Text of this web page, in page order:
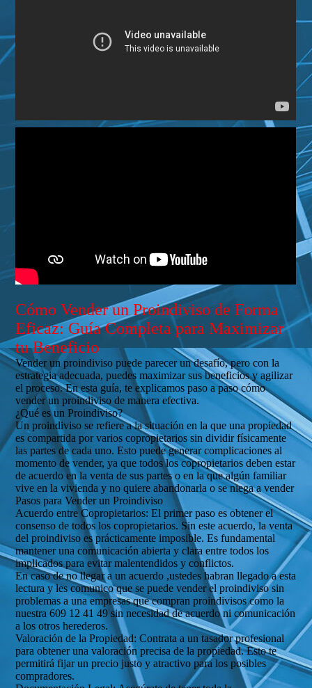
Cómo Vender un Proindiviso de Forma
Eficaz: Guía Completa para Maximizar
tu Beneficio
Vender un proindiviso puede parecer un desafío, pero con la
estrategia adecuada, puedes maximizar sus beneficios y agilizar
el proceso. En esta guía, te explicamos paso a paso cómo
vender un proindiviso de manera efectiva.
¿Qué es un Proindiviso?
Un proindiviso se refiere a la situación en la que una propiedad
es compartida por varios copropietarios sin dividir físicamente
las partes de cada uno. Esto puede generar complicaciones al
momento de vender, ya que todos los copropietarios deben estar
de acuerdo en la venta de sus partes o en la que algún familiar
vive en la vivienda y no quiere abandonarla o se niega a vender
Pasos para Vender un Proindiviso
Acuerdo entre Copropietarios: El primer paso es obtener el
consenso de todos los copropietarios. Sin este acuerdo, la venta
del proindiviso es prácticamente imposible. Es fundamental
mantener una comunicación abierta y clara entre todos los
implicados para evitar malentendidos y conflictos.
En caso de no llegar a un acuerdo ,ustedes habran llegado a esta
lectura y les comunico que se puede vender el proindiviso sin
problemas a una empresas que compran proindivisos como la
nuestra 609 12 41 49 sin necesidad de acuerdo ni comunicación
a los otros herederos.
Valoración de la Propiedad: Contrata a un tasador profesional
para obtener una valoración precisa de la propiedad. Esto te
permitirá fijar un precio justo y atractivo para los posibles
compradores.